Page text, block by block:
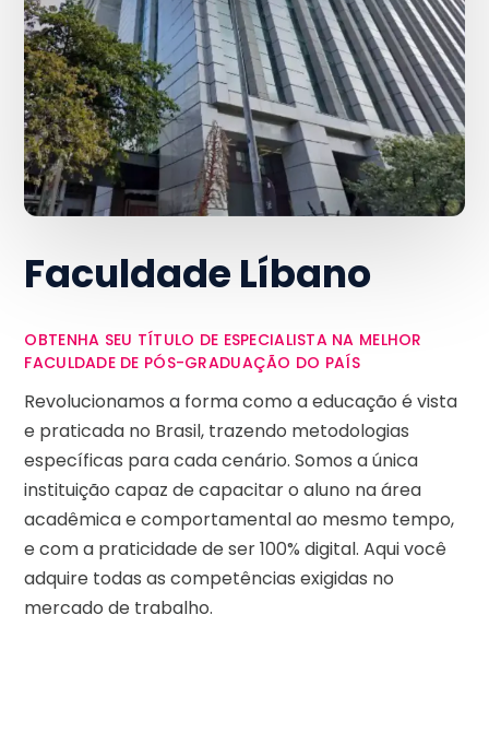
Faculdade Líbano
OBTENHA SEU TÍTULO DE ESPECIALISTA NA MELHOR
FACULDADE DE PÓS-GRADUAÇÃO DO PAÍS
Revolucionamos a forma como a educação é vista
e praticada no Brasil, trazendo metodologias
específicas para cada cenário. Somos a única
instituição capaz de capacitar o aluno na área
acadêmica e comportamental ao mesmo tempo,
e com a praticidade de ser 100% digital. Aqui você
adquire todas as competências exigidas no
mercado de trabalho.